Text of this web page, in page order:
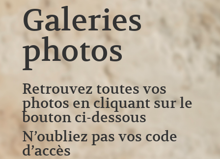
Galeries
photos
Retrouvez toutes vos
photos en cliquant sur le
bouton ci-dessous
N’oubliez pas vos code
d’accès